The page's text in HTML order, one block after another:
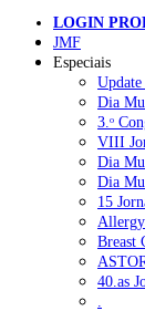
LOGIN
JMF
Especiais
Dia
3.ᵒ
VIII
Dia
Dia
15
Breast
40.as